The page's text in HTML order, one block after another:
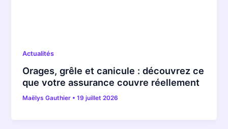
Actualités
Orages, grêle et canicule : découvrez ce
que votre assurance couvre réellement
Maëlys Gauthier •19 juillet 2026